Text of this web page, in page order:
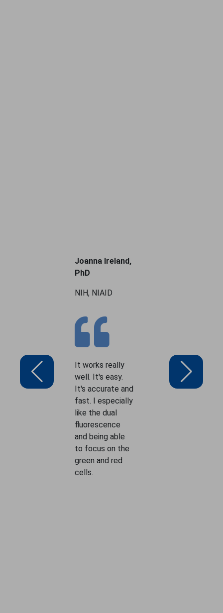
Joanna Ireland,
PhD
NIH, NIAID
It works really
well. It's easy.
It's accurate and
fast. I especially
like the dual
fluorescence
and being able
to focus on the
green and red
cells.